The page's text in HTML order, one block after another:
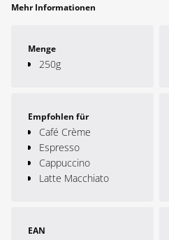
Mehr Informationen
Menge
250g
Empfohlen für
Café Crème
Espresso
Cappuccino
Latte Macchiato
EAN